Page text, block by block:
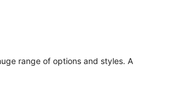
range of options and styles. A